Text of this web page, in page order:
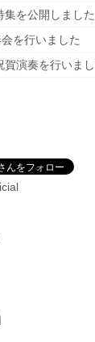
集を公開しました
を行いました
賀演奏を行いま